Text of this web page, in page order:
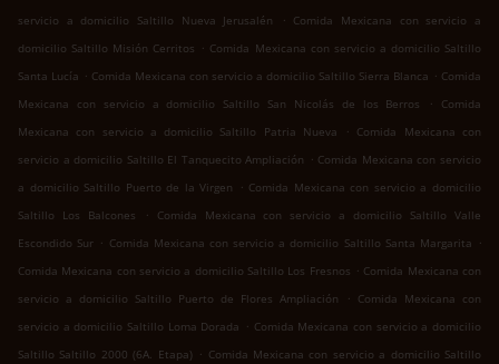
servicio a domicilio Saltillo Nueva Jerusalén
. Comida Mexicana con servicio a
domicilio Saltillo Misión Cerritos . Comida Mexicana con servicio a domicilio Saltillo
Santa Lucía . Comida Mexicana con servicio a domicilio Saltillo Sierra Blanca . Comida
Mexicana con servicio a domicilio Saltillo San Nicolás de los Berros
.
Comida
Mexicana con servicio a domicilio Saltillo Patria Nueva
. Comida Mexicana con
servicio a domicilio Saltillo El Tanquecito Ampliación . Comida Mexicana con servicio
a domicilio Saltillo Puerto de la Virgen
. Comida Mexicana con servicio a domicilio
Saltillo Los Balcones
.
Comida Mexicana con servicio a domicilio Saltillo Valle
Escondido Sur . Comida Mexicana con servicio a domicilio Saltillo Santa Margarita .
Comida Mexicana con servicio a domicilio Saltillo Los Fresnos . Comida Mexicana con
servicio a domicilio Saltillo Puerto de Flores Ampliación
. Comida Mexicana con
servicio a domicilio Saltillo Loma Dorada . Comida Mexicana con servicio a domicilio
Saltillo Saltillo 2000 (6A. Etapa) . Comida Mexicana con servicio a domicilio Saltillo